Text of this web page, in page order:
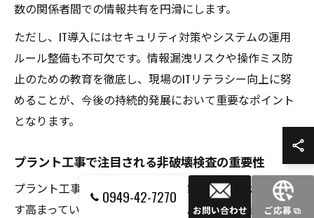
数の関係者間での情報共有を円滑にします。
ただし、IT導入にはセキュリティ対策やシステムの運用
ルール整備も不可欠です。情報漏洩リスクや操作ミス防
止のための教育を徹底し、現場のITリテラシー向上に努
めることが、今後の持続的発展において重要なポイント
となります。
プラント工事で注目される非破壊検査の重要性
プラント工事においては、非破壊検査の重要性がますま
す高まっています。特に北九州市八幡西区の工場やイン
0949-42-7270
お問い合わせ ご応募